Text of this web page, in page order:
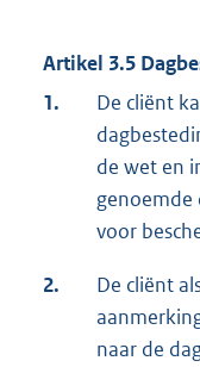
Artikel 3.5
1.
De cliënt
de wet en
genoemde
voor
2.
De cliënt
naar de